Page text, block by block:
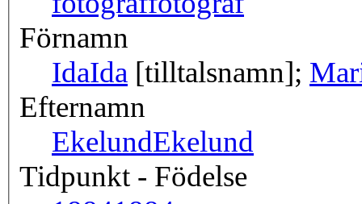
Förnamn
IdaIda [tilltalsnamn];
Efternamn
EkelundEkelund
Tidpunkt - Födelse